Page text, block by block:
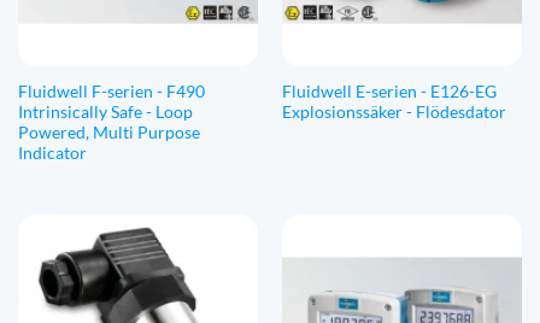
Fluidwell F-serien - F490
Intrinsically Safe - Loop
Powered, Multi Purpose
Indicator
Fluidwell E-serien - E126-EG
Explosionssäker - Flödesdator